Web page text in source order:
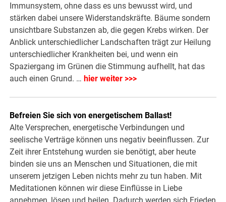
Immunsystem, ohne dass es uns bewusst wird, und
stärken dabei unsere Widerstandskräfte. Bäume sondern
unsichtbare Substanzen ab, die gegen Krebs wirken. Der
Anblick unterschiedlicher Landschaften trägt zur Heilung
unterschiedlicher Krankheiten bei, und wenn ein
Spaziergang im Grünen die Stimmung aufhellt, hat das
auch einen Grund. … hier weiter >>>
Befreien Sie sich von energetischem Ballast!
Alte Versprechen, energetische Verbindungen und
seelische Verträge können uns negativ beeinflussen. Zur
Zeit ihrer Entstehung wurden sie benötigt, aber heute
binden sie uns an Menschen und Situationen, die mit
unserem jetzigen Leben nichts mehr zu tun haben. Mit
Meditationen können wir diese Einflüsse in Liebe